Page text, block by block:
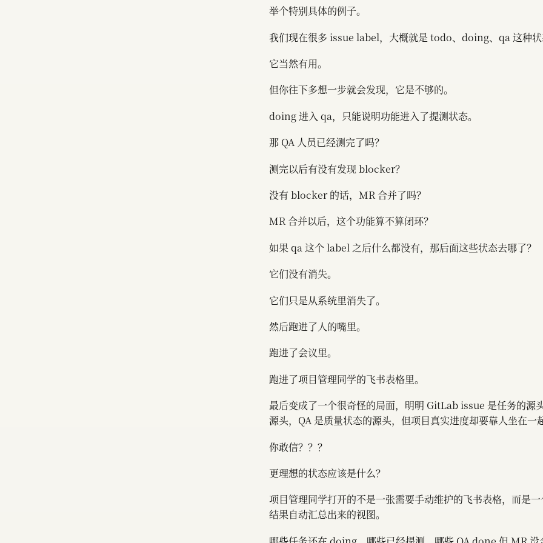
举个特别具体的例子。
我们现在很多 issue label，大概就是 todo、doing、qa 这种
它当然有用。
但你往下多想一步就会发现，它是不够的。
doing 进入 qa，只能说明功能进入了提测状态。
那 QA 人员已经测完了吗？
测完以后有没有发现 blocker？
没有 blocker 的话，MR 合并了吗？
MR 合并以后，这个功能算不算闭环？
如果 qa 这个 label 之后什么都没有，那后面这些状态去哪了？
它们没有消失。
它们只是从系统里消失了。
然后跑进了人的嘴里。
跑进了会议里。
跑进了项目管理同学的飞书表格里。
最后变成了一个很奇怪的局面，明明 GitLab issue 是任务的源
源头，QA 是质量状态的源头，但项目真实进度却要靠人坐在一
你敢信？？？
更理想的状态应该是什么？
项目管理同学打开的不是一张需要手动维护的飞书表格，而是
结果自动汇总出来的视图。